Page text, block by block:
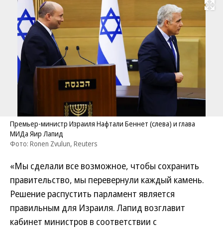
Развернуть
Премьер-министр Израиля Нафтали Беннет (слева) и глава
МИДа Яир Лапид
Фото: Ronen Zvulun, Reuters
«Мы сделали все возможное, чтобы сохранить
правительство, мы перевернули каждый камень.
Решение распустить парламент является
правильным для Израиля. Лапид возглавит
кабинет министров в соответствии с